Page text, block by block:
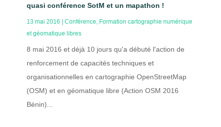
quasi conférence SotM et un mapathon !
13 mai 2016 Conférence, Formation cartographie numérique
et géomatique libres
8 mai 2016 et déjà 10 jours qu'a débuté l'action de
renforcement de capacités techniques et
organisationnelles en cartographie OpenStreetMap
(OSM) et en géomatique libre (Action OSM 2016
Bénin)...